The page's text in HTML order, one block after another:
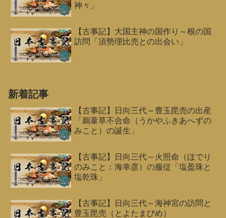
神々」
【古事記】大国主神の国作り～根の国
訪問「須勢理比売との出会い」
新着記事
【古事記】日向三代～豊玉毘売の出産
「鵜葦草不合命（うかやふきあへずの
みこと）の誕生」
【古事記】日向三代～火照命（ほでり
のみこと：海幸彦）の服従「塩盈珠と
塩乾珠」
【古事記】日向三代～海神宮の訪問と
豊玉毘売（とよたまびめ）